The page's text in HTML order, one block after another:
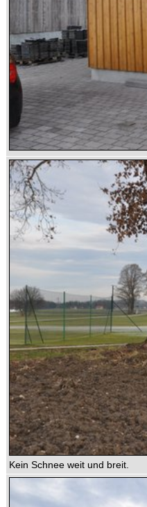
Kein Schnee weit und breit.